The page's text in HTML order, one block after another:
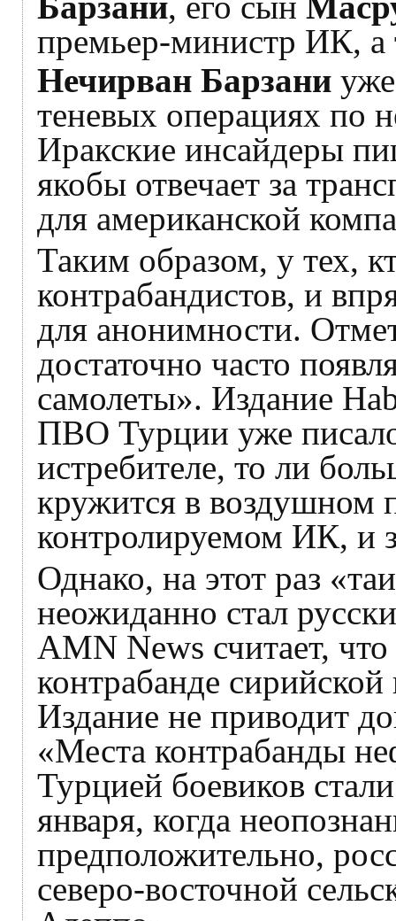
премьер-министр ИК,
Нечирван Барзани
теневых операциях по
Иракские инсайдеры
якобы отвечает за
для американской
Таким образом, у тех,
контрабандистов, и
для анонимности.
достаточно часто
самолеты». Издание
ПВО Турции уже
истребителе, то ли
кружится в воздушном
контролируемом ИК, и
Однако, на этот раз
неожиданно стал
AMN News считает,
контрабанде
Издание не приводит
«Места контрабанды
Турцией боевиков
января, когда
предположительно,
северо-восточной